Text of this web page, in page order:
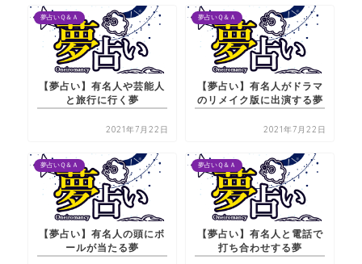
夢占いＱ＆Ａ
【夢占い】有名人や芸能人
と旅行に行く夢
2021年7月22日
夢占いＱ＆Ａ
【夢占い】有名人がドラマ
のリメイク版に出演する夢
2021年7月22日
夢占いＱ＆Ａ
【夢占い】有名人の頭にボ
ールが当たる夢
夢占いＱ＆Ａ
【夢占い】有名人と電話で
打ち合わせする夢